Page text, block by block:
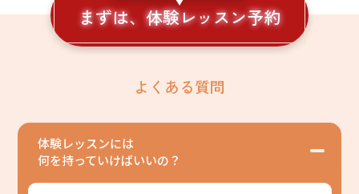
まずは、体験レッスン予約
よくある質問
体験レッスンには
何を持っていけばいいの？